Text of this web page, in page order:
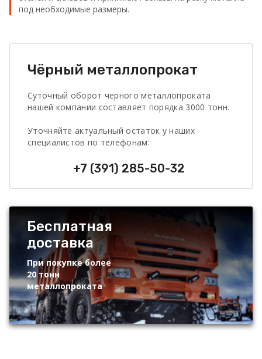
под необходимые размеры.
Чёрный металлопрокат
Суточный оборот черного металлопроката
нашей компании составляет порядка 3000 тонн.
Уточняйте актуальный остаток у наших
специалистов по телефонам:
+7 (391) 285-50-32
Бесплатная
доставка
При покупке более
20 тонн
металлопроката